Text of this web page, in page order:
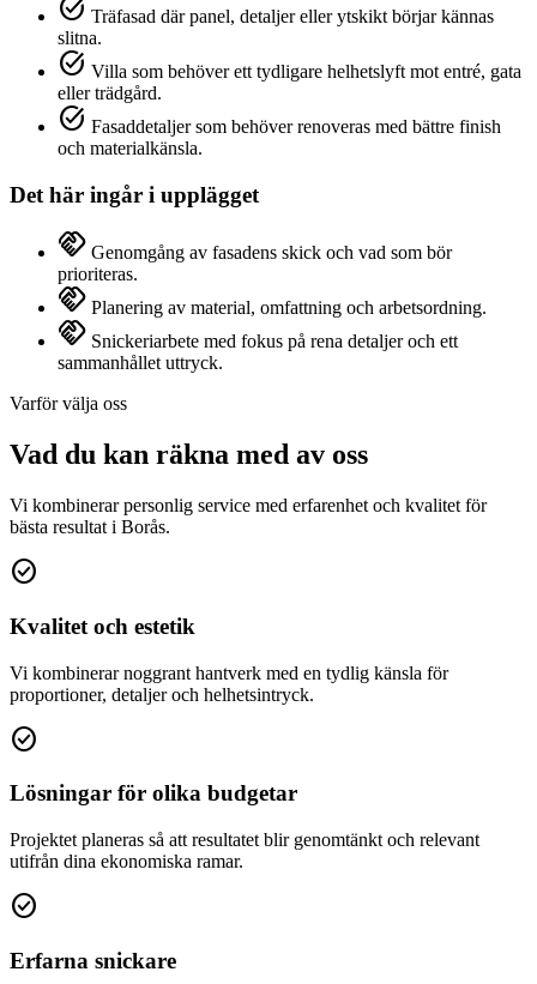
task_alt Träfasad där panel, detaljer eller ytskikt börjar kännas
slitna.
task_alt Villa som behöver ett tydligare helhetslyft mot entré, gata
eller trädgård.
task_alt Fasaddetaljer som behöver renoveras med bättre finish
och materialkänsla.
Det här ingår i upplägget
handshake Genomgång av fasadens skick och vad som bör
prioriteras.
handshake Planering av material, omfattning och arbetsordning.
handshake Snickeriarbete med fokus på rena detaljer och ett
sammanhållet uttryck.
Varför välja oss
Vad du kan räkna med av oss
Vi kombinerar personlig service med erfarenhet och kvalitet för
bästa resultat i Borås.
check_circle
Kvalitet och estetik
Vi kombinerar noggrant hantverk med en tydlig känsla för
proportioner, detaljer och helhetsintryck.
check_circle
Lösningar för olika budgetar
Projektet planeras så att resultatet blir genomtänkt och relevant
utifrån dina ekonomiska ramar.
check_circle
Erfarna snickare